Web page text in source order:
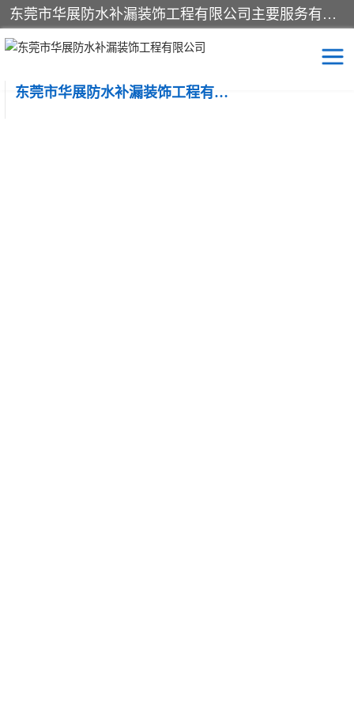
东莞市华展防水补漏装饰工程有限公司主要服务有：东莞防水补漏，东莞厂房防水补漏，东莞房屋渗漏水维修，楼面漏水维修，裂缝补漏，伸缩缝补漏，卫生间防水改造，厕所漏水补漏，外墙窗台补漏，电梯井堵漏，地下车库防水引水工程等
东莞市华展防水补漏装饰工程有限公司